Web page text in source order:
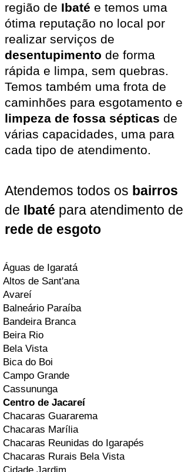
região de Ibaté e temos uma
ótima reputação no local por
realizar serviços de
desentupimento de forma
rápida e limpa, sem quebras.
Temos também uma frota de
caminhões para esgotamento e
limpeza de fossa sépticas de
várias capacidades, uma para
cada tipo de atendimento.
Atendemos todos os bairros
de Ibaté para atendimento de
rede de esgoto
Águas de Igaratá
Altos de Sant'ana
Avareí
Balneário Paraíba
Bandeira Branca
Beira Rio
Bela Vista
Bica do Boi
Campo Grande
Cassununga
Centro de Jacareí
Chacaras Guararema
Chacaras Marília
Chacaras Reunidas do Igarapés
Chacaras Rurais Bela Vista